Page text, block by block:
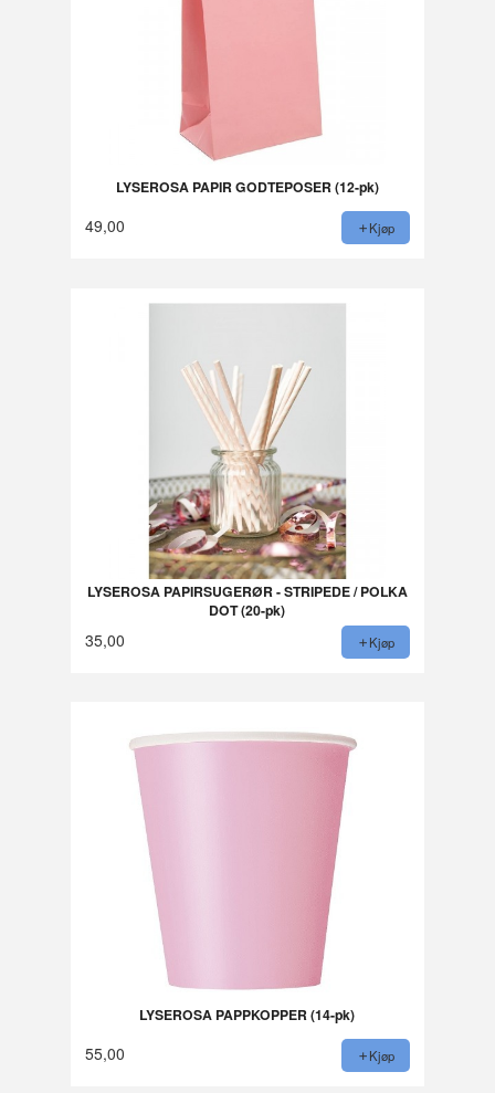
LYSEROSA PAPIR GODTEPOSER (12-pk)
49,00 Kjøp
LYSEROSA PAPIRSUGERØR - STRIPEDE / POLKA
DOT (20-pk)
35,00 Kjøp
LYSEROSA PAPPKOPPER (14-pk)
55,00 Kjøp